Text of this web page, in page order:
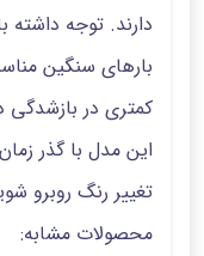
دارند. توجه داشته
بارهای سنگین
کمتری در بازشدگی
این مدل با گذر
تغییر رنگ روبرو
محصولات مشابه: